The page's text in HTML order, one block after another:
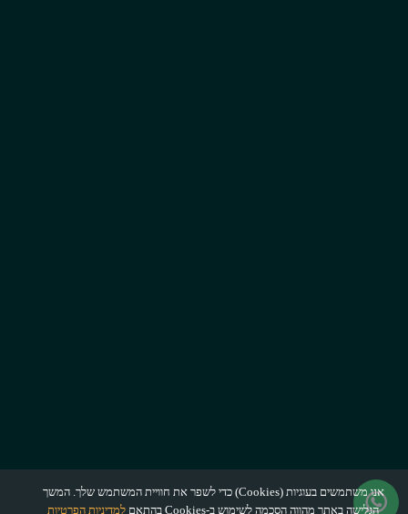
אנו משתמשים בעוגיות (Cookies) כדי לשפר את חוויית המשתמש שלך. המשך
הגלישה באתר מהווה הסכמה לשימוש ב-Cookies בהתאם
למדיניות הפרטיות